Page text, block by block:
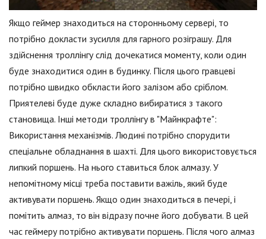
Якщо геймер знаходиться на сторонньому сервері, то
потрібно докласти зусилля для гарного розіграшу. Для
здійснення троллінгу слід дочекатися моменту, коли один
буде знаходитися один в будинку. Після цього гравцеві
потрібно швидко обкласти його залізом або сріблом.
Приятелеві буде дуже складно вибиратися з такого
становища. Інші методи троллінгу в "Майнкрафте":
Використання механізмів. Людині потрібно спорудити
спеціальне обладнання в шахті. Для цього використовується
липкий поршень. На нього ставиться блок алмазу. У
непомітному місці треба поставити важіль, який буде
активувати поршень. Якщо один знаходиться в печері, і
помітить алмаз, то він відразу почне його добувати. В цей
час геймеру потрібно активувати поршень. Після чого алмаз